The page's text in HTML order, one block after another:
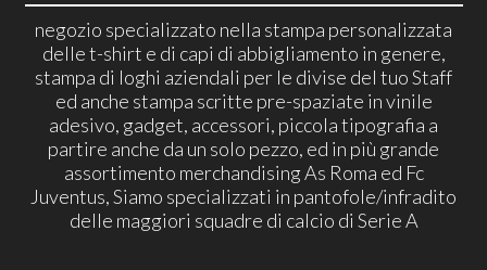
negozio specializzato nella stampa personalizzata
delle t-shirt e di capi di abbigliamento in genere,
stampa di loghi aziendali per le divise del tuo Staff
ed anche stampa scritte pre-spaziate in vinile
adesivo, gadget, accessori, piccola tipografia a
partire anche da un solo pezzo, ed in più grande
assortimento merchandising As Roma ed Fc
Juventus, Siamo specializzati in pantofole/infradito
delle maggiori squadre di calcio di Serie A